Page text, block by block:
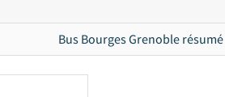
Bus Bourges Grenoble résumé